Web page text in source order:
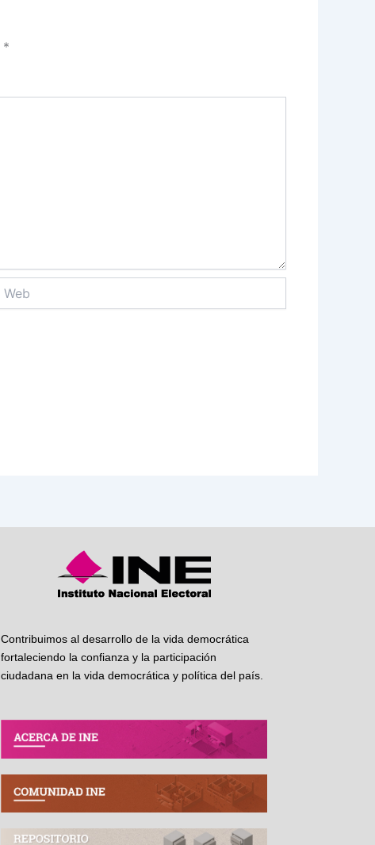
*
Contribuimos al desarrollo de la vida democrática
fortaleciendo la confianza y la participación
ciudadana en la vida democrática y política del país.